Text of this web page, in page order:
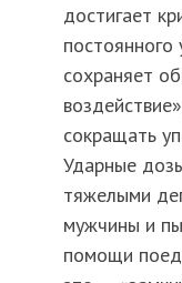
достигает
постоянного
сохраняет
сокращать
Ударные
тяжелыми
мужчины и
помощи